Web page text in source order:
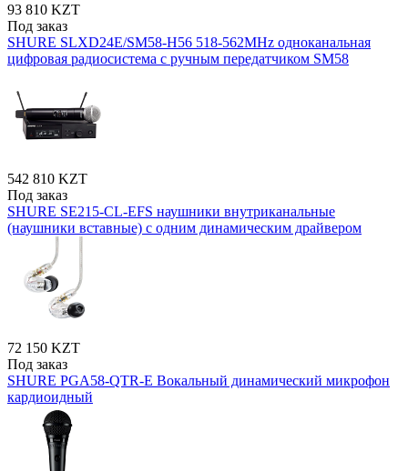
93 810 KZT
Под заказ
SHURE SLXD24E/SM58-H56 518-562MHz одноканальная
цифровая радиосистема с ручным передатчиком SM58
542 810 KZT
Под заказ
SHURE SE215-CL-EFS наушники внутриканальные
(наушники вставные) с одним динамическим драйвером
72 150 KZT
Под заказ
SHURE PGA58-QTR-E Вокальный динамический микрофон
кардиоидный